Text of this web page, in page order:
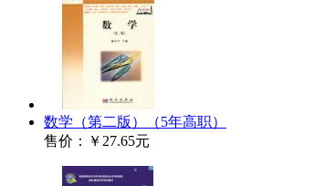
数学（第二版）（5年高职）
售价：
￥27.65元